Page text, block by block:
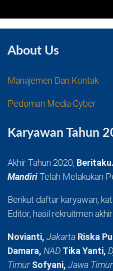
About Us
Manajemen Dan Kontak
Pedoman Media Cyber
Karyawan Tahun
Akhir Tahun 2020,
MandiriTelah Melakukan
Berikut daftar karyawan,
Editor, hasil rekruitmen
Novianti, Jakarta Riska
Damara, NAD Tika Yanti,
TimurSofyani, Jawa Timur